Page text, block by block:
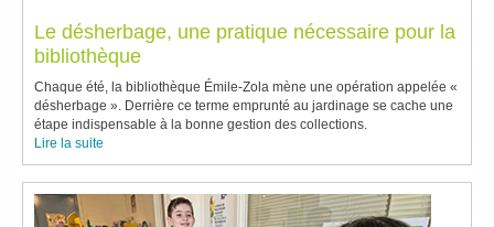
Le désherbage, une pratique nécessaire pour la
bibliothèque
Chaque été, la bibliothèque Émile-Zola mène une opération appelée «
désherbage ». Derrière ce terme emprunté au jardinage se cache une
étape indispensable à la bonne gestion des collections.
Lire la suite